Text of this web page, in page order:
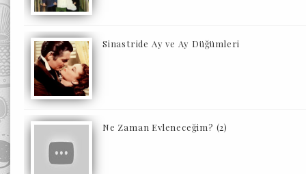
Sinastride Ay ve Ay Düğümleri
Ne Zaman Evleneceğim? (2)